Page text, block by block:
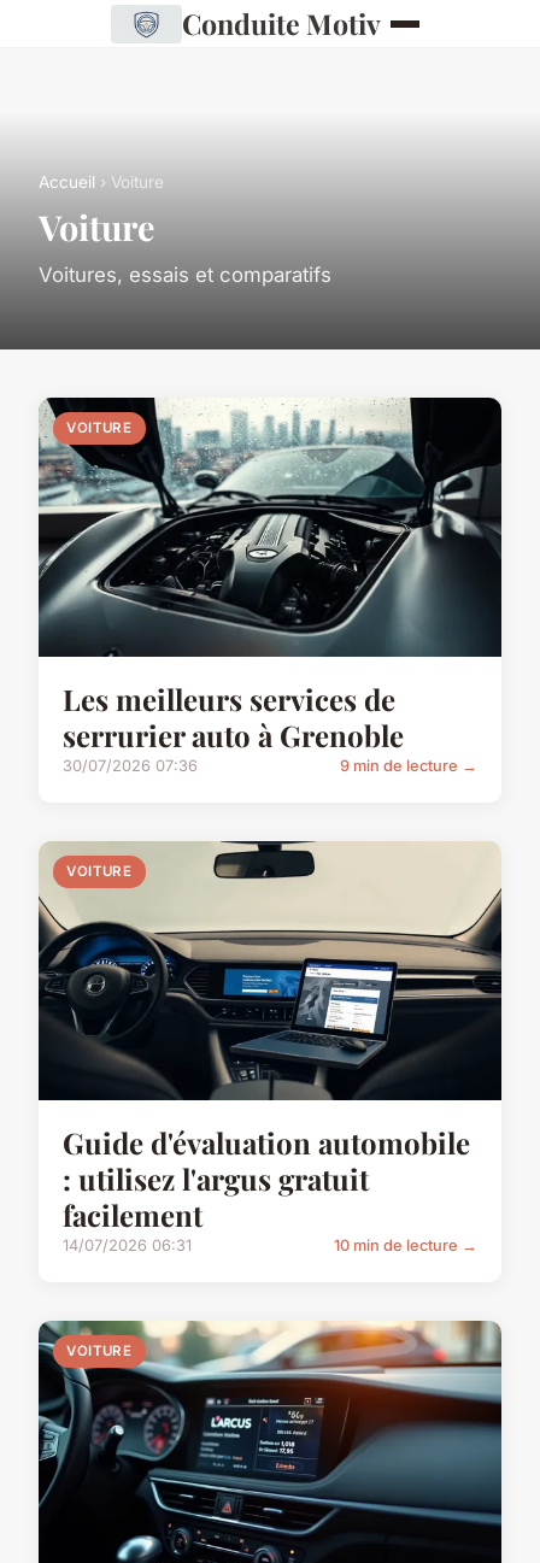
Conduite Motiv
Accueil › Voiture
Voiture
Voitures, essais et comparatifs
VOITURE
Les meilleurs services de
serrurier auto à Grenoble
30/07/2026 07:36 9 min de lecture →
VOITURE
Guide d'évaluation automobile
: utilisez l'argus gratuit
facilement
14/07/2026 06:31 10 min de lecture →
VOITURE